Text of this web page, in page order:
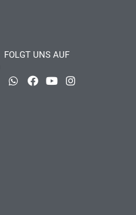
FOLGT UNS AUF